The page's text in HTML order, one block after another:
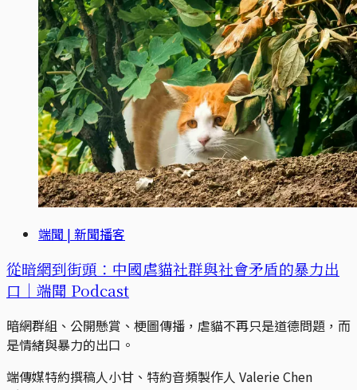
端聞 | 新聞播客
從暗網到街頭：中國虐貓社群與社會矛盾的暴力出
口｜端聞 Podcast
暗網群組、公開懸賞、梗圖傳播，虐貓不再只是道德問題，而
是情緒與暴力的出口。
端傳媒特約撰稿人小甘、特約音頻製作人 Valerie Chen